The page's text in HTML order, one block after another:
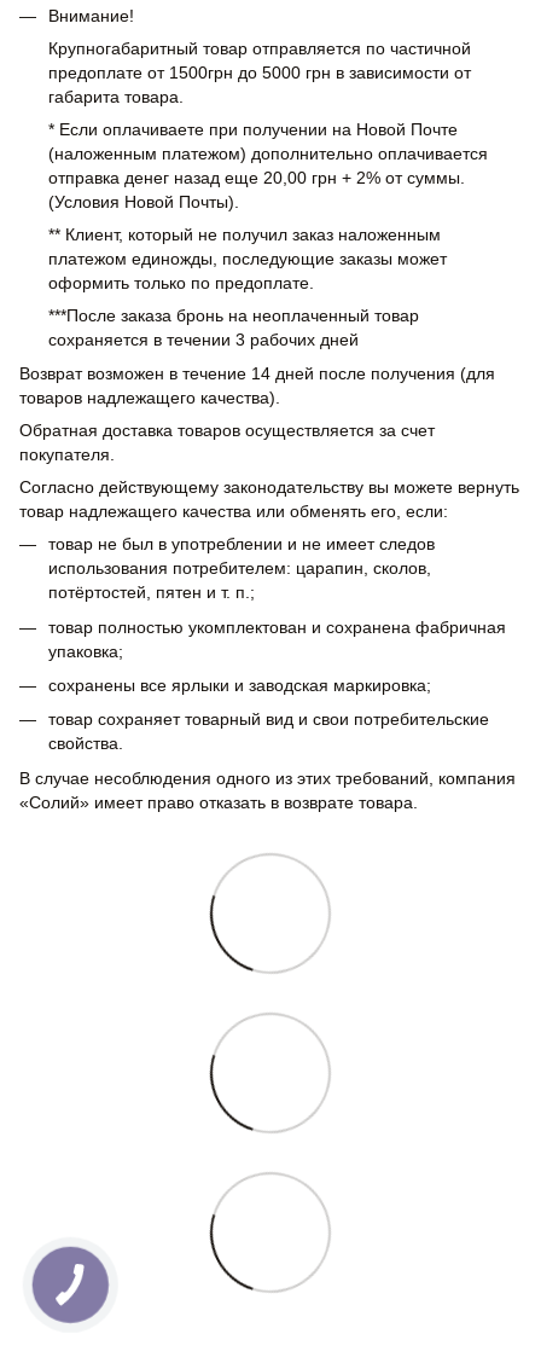
Внимание!
Крупногабаритный товар отправляется по частичной
предоплате от 1500грн до 5000 грн в зависимости от
габарита товара.
* Если оплачиваете при получении на Новой Почте
(наложенным платежом) дополнительно оплачивается
отправка денег назад еще 20,00 грн + 2% от суммы.
(Условия Новой Почты).
** Клиент, который не получил заказ наложенным
платежом единожды, последующие заказы может
оформить только по предоплате.
***После заказа бронь на неоплаченный товар
сохраняется в течении 3 рабочих дней
Возврат возможен в течение 14 дней после получения (для
товаров надлежащего качества).
Обратная доставка товаров осуществляется за счет
покупателя.
Согласно действующему законодательству вы можете вернуть
товар надлежащего качества или обменять его, если:
товар не был в употреблении и не имеет следов
использования потребителем: царапин, сколов,
потёртостей, пятен и т. п.;
товар полностью укомплектован и сохранена фабричная
упаковка;
сохранены все ярлыки и заводская маркировка;
товар сохраняет товарный вид и свои потребительские
свойства.
В случае несоблюдения одного из этих требований, компания
«Солий» имеет право отказать в возврате товара.